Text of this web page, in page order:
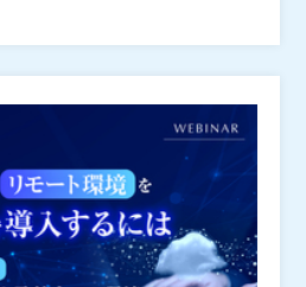
管理用エージェントの導入やR
操作ツールの利用が難しく、
働状況や障害の有無を把握する
定期的な画面確認やログの手動
ています。
ーOS対応やブルースクリー
にするKVM（Keyboard, Video,
の特徴と活用シーン を紹介
ポイントと最適なリモート手法
交えて解説します。
Mouse over IP）は、RDP
）とは異なり、遠隔からキーボ
することで、コンピュータやサ
・操作する技術です。この技術
のKVM製品は、マルチ画面環境